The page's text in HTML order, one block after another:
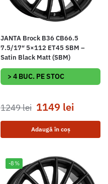
JANTA Brock B36 CB66.5
7.5/17″ 5×112 ET45 SBM –
Satin Black Matt (SBM)
> 4 BUC. PE STOC
1249lei 1149 lei
Adaugă în coș
-8%